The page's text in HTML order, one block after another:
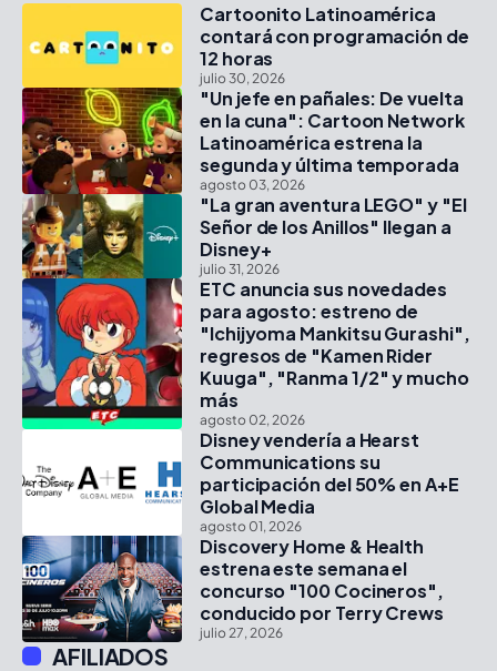
Cartoonito Latinoamérica
contará con programación de
12 horas
julio 30, 2026
"Un jefe en pañales: De vuelta
en la cuna": Cartoon Network
Latinoamérica estrena la
segunda y última temporada
agosto 03, 2026
"La gran aventura LEGO" y "El
Señor de los Anillos" llegan a
Disney+
julio 31, 2026
ETC anuncia sus novedades
para agosto: estreno de
"Ichijyoma Mankitsu Gurashi",
regresos de "Kamen Rider
Kuuga", "Ranma 1/2" y mucho
más
agosto 02, 2026
Disney vendería a Hearst
Communications su
participación del 50% en A+E
Global Media
agosto 01, 2026
Discovery Home & Health
estrena este semana el
concurso "100 Cocineros",
conducido por Terry Crews
julio 27, 2026
AFILIADOS